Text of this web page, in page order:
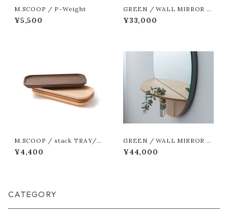
M.SCOOP / P-Weight
¥5,500
GREEN / WALL MIRROR _
S ひのき
¥33,000
M.SCOOP / stack TRAY/21
0-90
¥4,400
GREEN / WALL MIRROR L
Maple
¥44,000
CATEGORY